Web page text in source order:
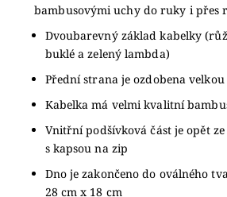
bambusovými uchy do ruky i přes
Dvoubarevný základ kabelky
buklé a zelený lambda)
Přední strana je ozdobena
Kabelka má velmi kvalitní
Vnitřní podšívková část je opět
s kapsou na zip
Dno je zakončeno do oválného
28 cm x 18 cm